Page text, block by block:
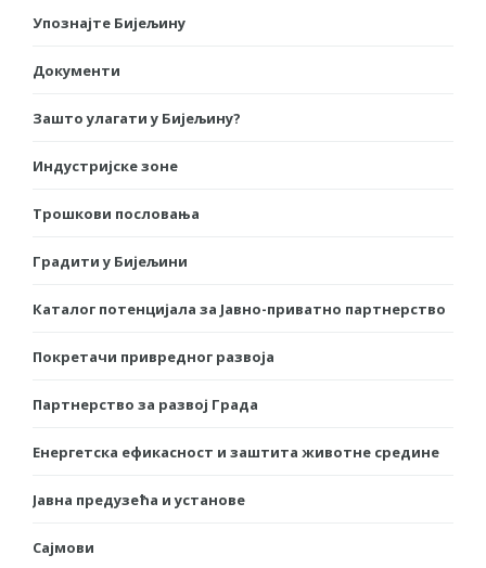
Упознајте Бијељину
Документи
Зашто улагати у Бијељину?
Индустријске зоне
Трошкови пословања
Градити у Бијељини
Каталог потенцијала за Јавно-приватно партнерство
Покретачи привредног развоја
Партнерство за развој Града
Енергетска ефикасност и заштита животне средине
Јавна предузећа и установе
Сајмови